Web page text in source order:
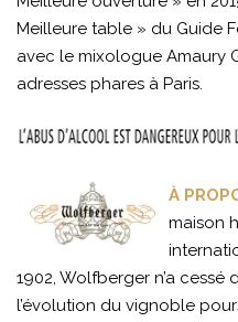
Meilleure table » du Guide
avec le mixologue Amaury
adresses phares à Paris.
À
maison
1902, Wolfberger n’a
l’évolution du vignoble